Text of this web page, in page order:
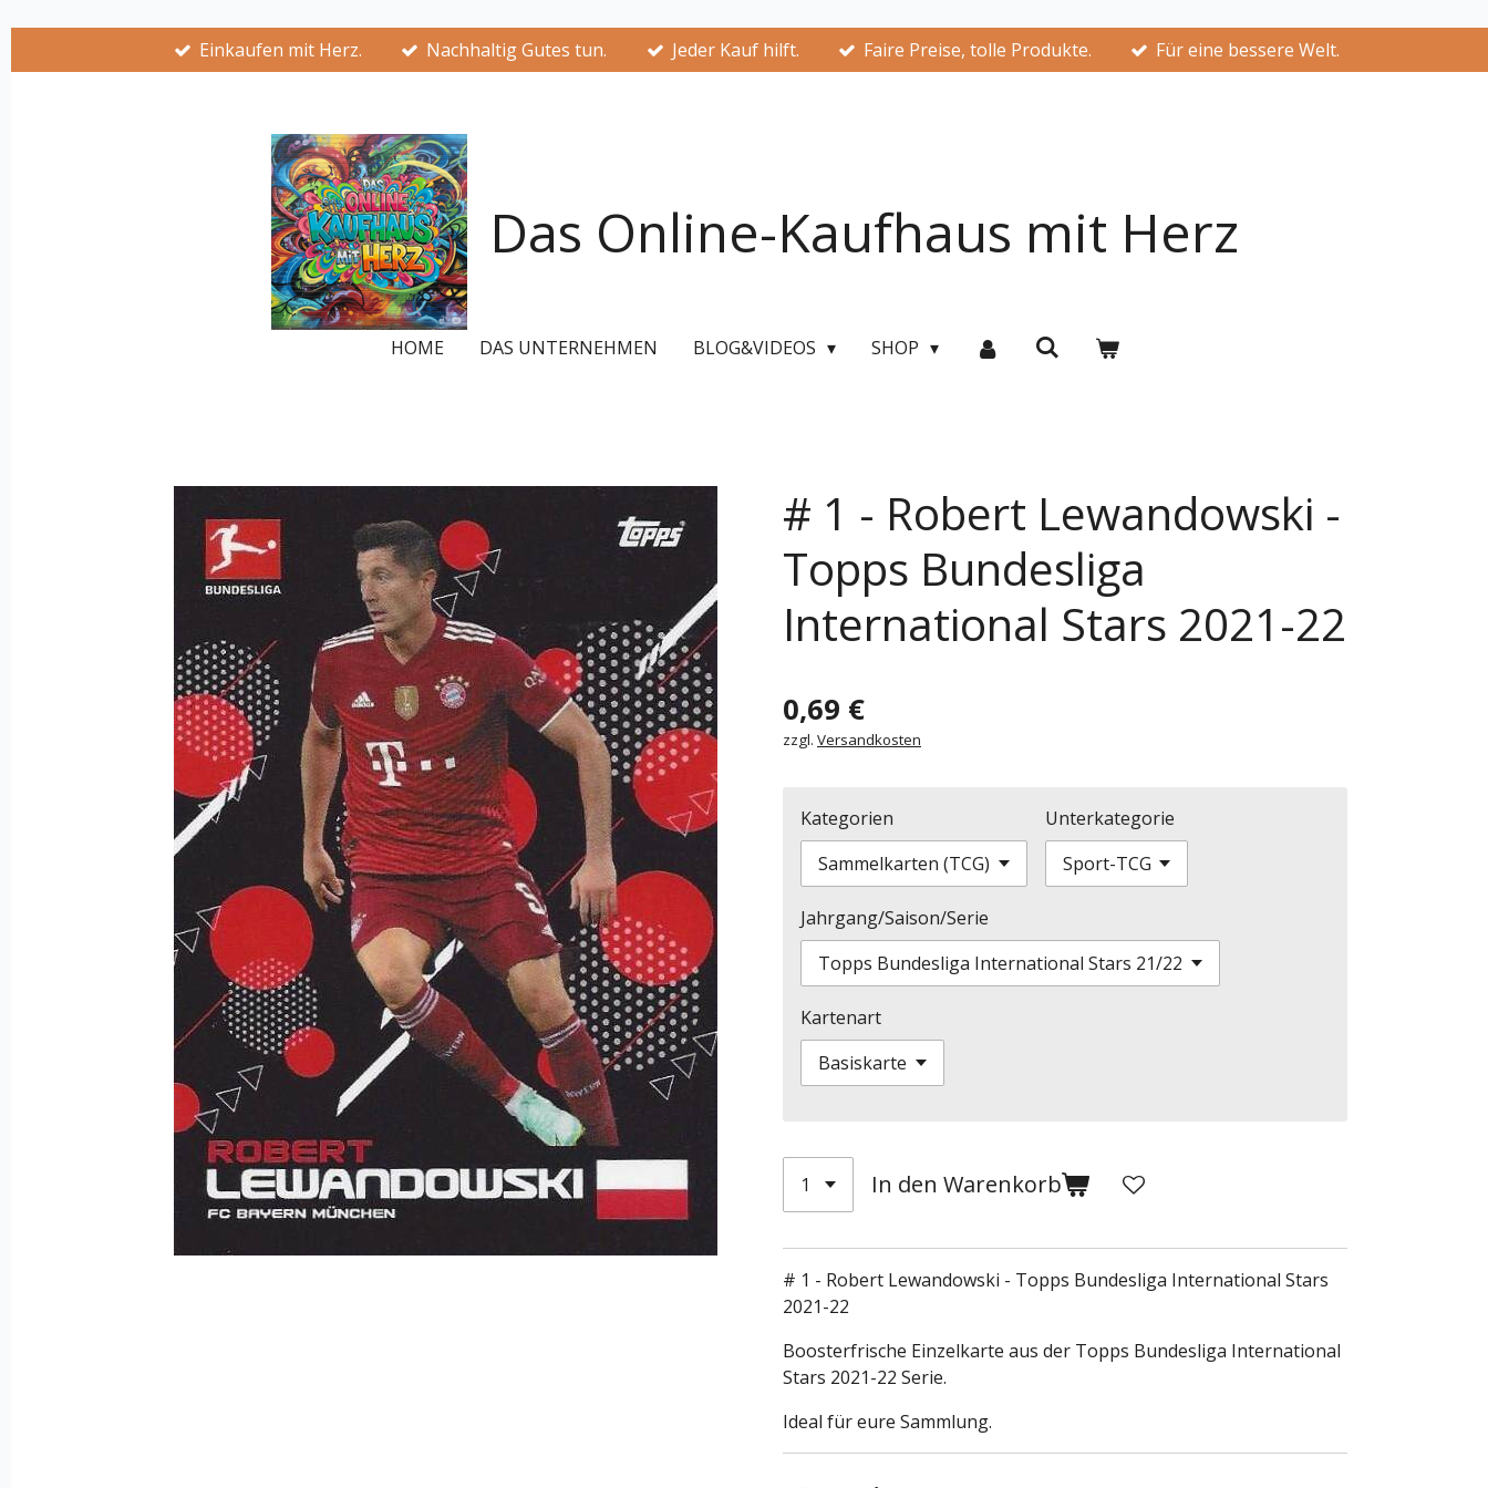
springen
Einkaufen mit Herz. Nachhaltig Gutes tun. Jeder Kauf hilft. Faire Preise, tolle Produkte. Für eine bessere Welt.
Das Online-Kaufhaus mit Herz
HOME DAS UNTERNEHMEN BLOG&VIDEOS SHOP
# 1 - Robert Lewandowski -
Topps Bundesliga
International Stars 2021-22
0,69 €
zzgl. Versandkosten
Kategorien Unterkategorie
Jahrgang/Saison/Serie
Kartenart
In den Warenkorb
# 1 - Robert Lewandowski - Topps Bundesliga International Stars
2021-22
Boosterfrische Einzelkarte aus der Topps Bundesliga International
Stars 2021-22 Serie.
Ideal für eure Sammlung.